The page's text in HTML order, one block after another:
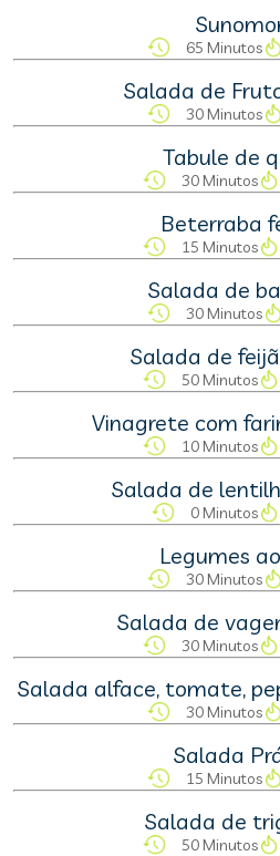
65 Minutos
Salada de
30 Minutos
Tabule de
30 Minutos
Beterraba
15 Minutos
Salada de
30 Minutos
Salada de
50 Minutos
Vinagrete com
10 Minutos
Salada de
0 Minutos
Legumes
30 Minutos
Salada de
30 Minutos
Salada alface, tomate,
30 Minutos
Salada
15 Minutos
Salada de
50 Minutos